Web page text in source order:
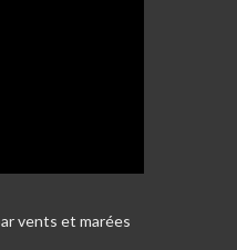
vents et marées